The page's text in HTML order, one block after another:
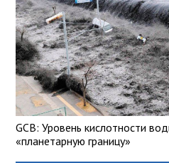
GCB: Уровень кислотности
«планетарную границу»